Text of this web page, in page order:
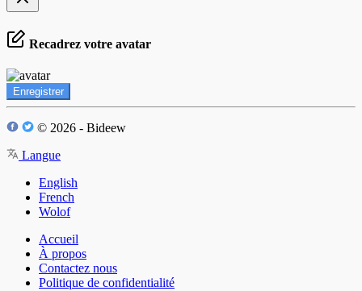
Recadrez votre avatar
Enregistrer
© 2026 - Bideew
Langue
English
French
Wolof
Accueil
À propos
Contactez nous
Politique de confidentialité